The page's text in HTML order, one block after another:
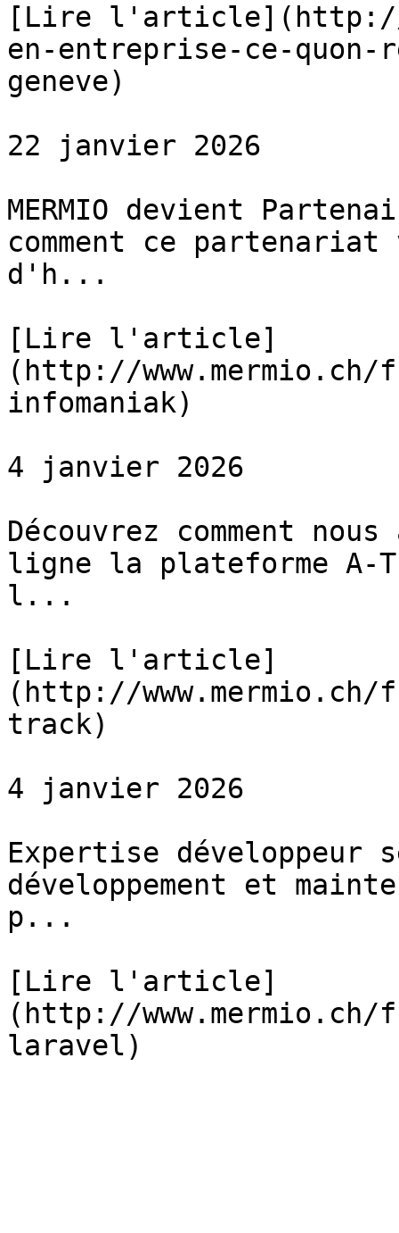
[Lire l'article](http://
en-entreprise-ce-
geneve)
22 janvier 2026
MERMIO devient
comment ce
d'h...
[Lire l'article]
(http://
infomaniak)
4 janvier 2026
Découvrez comment
ligne la plateforme A-
l...
[Lire l'article]
(http://
track)
4 janvier 2026
Expertise développeur
développement et
p...
[Lire l'article]
(http://